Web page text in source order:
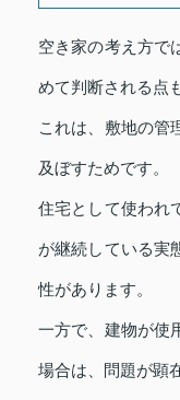
空き家の考え方で
めて判断される点
これは、敷地の管
及ぼすためです。
住宅として使われ
が継続している実
性があります。
一方で、建物が使
場合は、問題が顕